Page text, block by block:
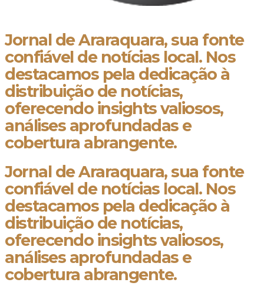
Jornal de Araraquara, sua fonte
confiável de notícias local. Nos
destacamos pela dedicação à
distribuição de notícias,
oferecendo insights valiosos,
análises aprofundadas e
cobertura abrangente.
Jornal de Araraquara, sua fonte
confiável de notícias local. Nos
destacamos pela dedicação à
distribuição de notícias,
oferecendo insights valiosos,
análises aprofundadas e
cobertura abrangente.